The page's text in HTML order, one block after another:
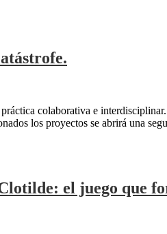
colaborativa e
los proyectos se abrirá una
el juego que